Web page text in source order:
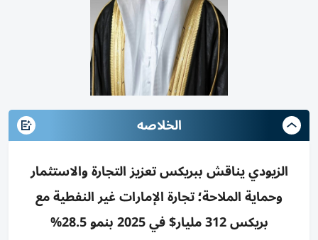
الخلاصه
الزيودي يناقش ببريكس تعزيز التجارة والاستثمار
وحماية الملاحة؛ تجارة الإمارات غير النفطية مع
بريكس 312 مليار$ في 2025 بنمو 28.5%